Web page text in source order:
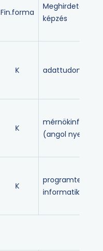
Fin.forma
Meghirdetett
képzés
K adattudomány
K
(angol nyelven)
K
programtervező
informatikus